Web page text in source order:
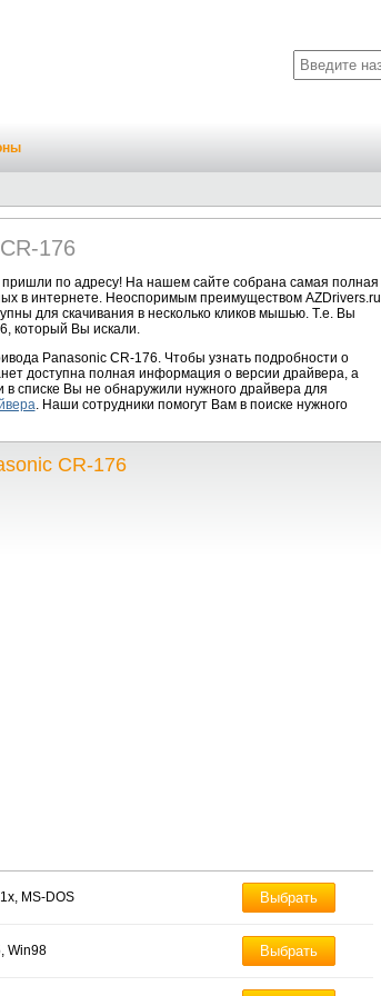
176
по адресу! На нашем сайте собрана самая полная
в интернете. Неоспоримым преимуществом AZDrivers.ru
для скачивания в несколько кликов мышью. Т.е. Вы
который Вы искали.
Panasonic CR-176. Чтобы узнать подробности о
доступна полная информация о версии драйвера, а
списке Вы не обнаружили нужного драйвера для
. Наши сотрудники помогут Вам в поиске нужного
CR-176
MS-DOS Выбрать
Win98 Выбрать